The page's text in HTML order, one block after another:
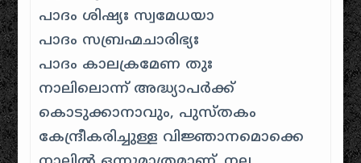
പാദം ശിഷ്യഃ സ്വമേധയാ
പാദം സബ്രഹ്മചാരിഭ്യഃ
പാദം കാലക്രമേണ തുഃ
നാലിലൊന്ന് അദ്ധ്യാപർക്ക്
കൊടുക്കാനാവും, പുസ്തകം
കേന്ദ്രീകരിച്ചുള്ള വിജ്ഞാനമൊക്കെ